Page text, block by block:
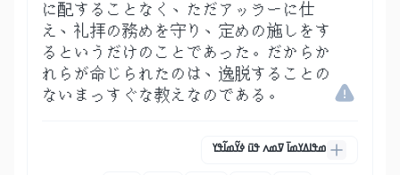
に配することなく、ただアッラーに仕
え、礼拝の務めを守り、定めの施しをす
るというだけのことであった。だからか
れらが命じられたのは、逸脱することの
ないまっすぐな教えなのである。
ߘߟߊߡߌߘߊ߫ ߜߘߍ ߟߎ߫ ߦߌ߬ߘߊ߬ߟߌ